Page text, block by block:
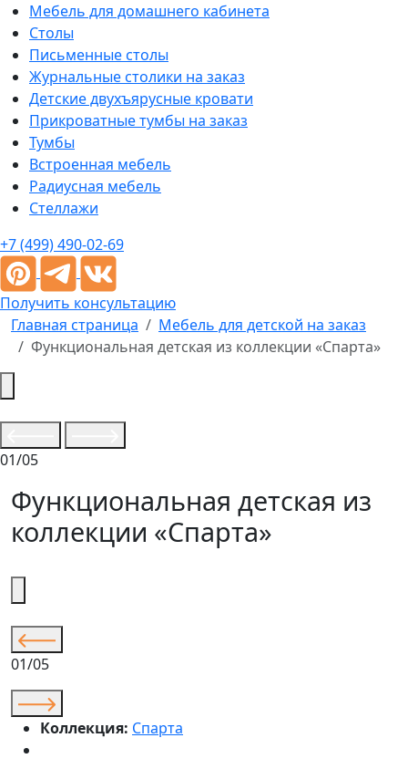
Мебель для домашнего кабинета
Столы
Письменные столы
Журнальные столики на заказ
Детские двухъярусные кровати
Прикроватные тумбы на заказ
Тумбы
Встроенная мебель
Радиусная мебель
Стеллажи
+7 (499) 490-02-69
Получить консультацию
Главная страница
Мебель для детской на заказ
Функциональная детская из коллекции «Спарта»
01/05
Функциональная детская из
коллекции «Спарта»
01/05
Коллекция: Спарта